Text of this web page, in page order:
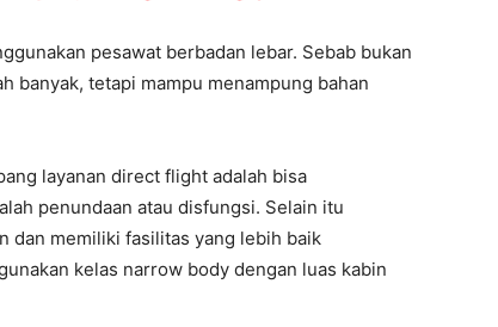
pesawat berbadan lebar. Sebab bukan
banyak, tetapi mampu menampung bahan
layanan direct flight adalah bisa
penundaan atau disfungsi. Selain itu
dan memiliki fasilitas yang lebih baik
kelas narrow body dengan luas kabin